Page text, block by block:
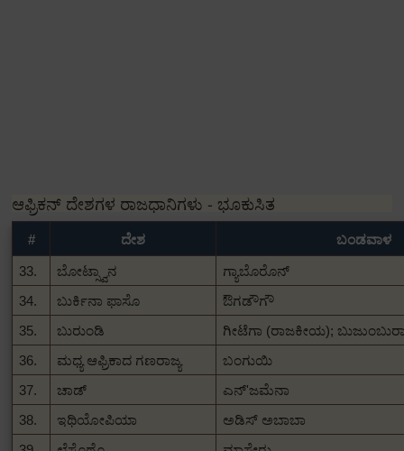
ಆಫ್ರಿಕನ್ ದೇಶಗಳ ರಾಜಧಾನಿಗಳು - ಭೂಕುಸಿತ
# ದೇಶ ಬಂಡವಾಳ
33. ಬೋಟ್ಸ್ವಾನ
ಗ್ಯಾಬೊರೊನ್
34.
ಬುರ್ಕಿನಾ ಫಾಸೊ
ಔಗಡೌಗೌ
35.
ಬುರುಂಡಿ ಗೀಟೆಗಾ (ರಾಜಕೀಯ);
36.
ಮಧ್ಯ ಆಫ್ರಿಕಾದ ಗಣರಾಜ್ಯ
ಬಂಗುಯಿ
37.
ಚಾಡ್
ಎನ್'ಜಮೆನಾ
38.
ಇಥಿಯೋಪಿಯಾ
ಅಡಿಸ್ ಅಬಾಬಾ